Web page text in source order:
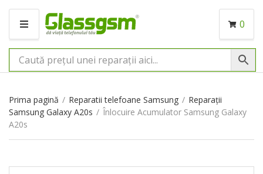
M
N
I
0
Prima pagină / Reparatii telefoane Samsung / Reparații
Samsung Galaxy A20s / Înlocuire Acumulator Samsung Galaxy
A20s